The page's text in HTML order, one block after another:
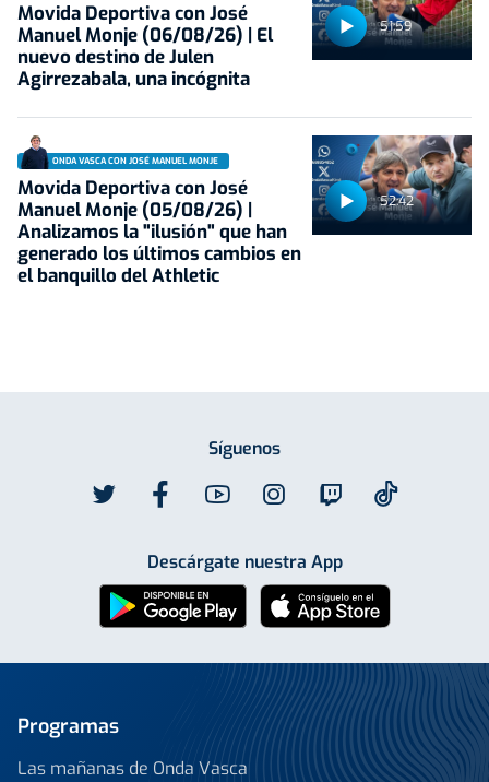
51:59
Movida Deportiva con José
Manuel Monje (06/08/26) | El
nuevo destino de Julen
Agirrezabala, una incógnita
52:42
ONDA VASCA CON JOSÉ MANUEL MONJE
Movida Deportiva con José
Manuel Monje (05/08/26) |
Analizamos la "ilusión" que han
generado los últimos cambios en
el banquillo del Athletic
Síguenos
Descárgate nuestra App
Programas
Las mañanas de Onda Vasca